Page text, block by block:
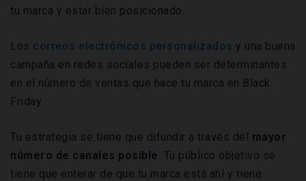
tu marca y estar bien posicionado.
Los correos electrónicos personalizados y una buena
campaña en redes sociales pueden ser determinantes
en el número de ventas que hace tu marca en Black
Friday.
Tu estrategia se tiene que difundir a través del mayor
número de canales posible. Tu público objetivo se
tiene que enterar de que tu marca está ahí y tiene